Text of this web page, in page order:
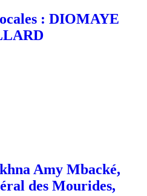
: DIOMAYE
Amy Mbacké,
des Mourides,